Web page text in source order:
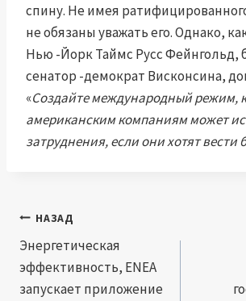
спину. Не имея
не обязаны уважать его. Однако,
Нью -Йорк Таймс Русс Фейнгольд,
сенатор -демократ Висконсина,
«Создайте международный режим,
американским компаниям может
затруднения, если они хотят вести
Навигация
по
записям
НАЗАД
Энергетическая
эффективность, ENEA
запускает приложение